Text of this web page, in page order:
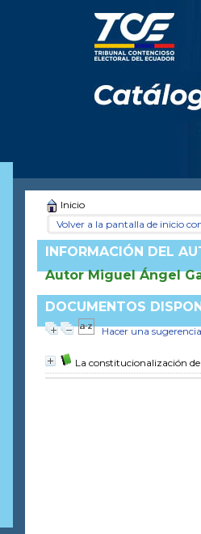
Inicio
Volver a la pantalla de inicio
INFORMACIÓN DEL
Autor Miguel Ángel
DOCUMENTOS
Hacer una sugerencia
La constitucionalización